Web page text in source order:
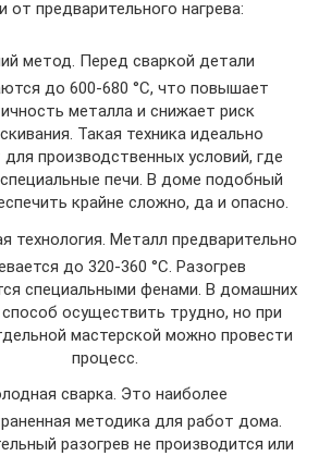
от предварительного нагрева:
метод. Перед сваркой детали
до 600-680 °С, что повышает
металла и снижает риск
Такая техника идеально
производственных условий, где
печи. В доме подобный
крайне сложно, да и опасно.
технология. Металл предварительно
до 320-360 °С. Разогрев
специальными фенами. В домашних
способ осуществить трудно, но при
мастерской можно провести
процесс.
сварка. Это наиболее
методика для работ дома.
разогрев не производится или